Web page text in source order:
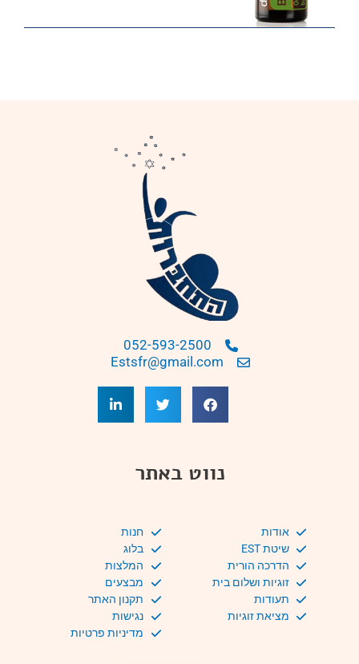
052-593-2500
Estsfr@gmail.com
נווט באתר
אודות
שיטת EST
הדרכה הורית
זוגיות ושלום בית
תעודות
מציאת זוגיות
חנות
בלוג
המלצות
מבצעים
תקנון האתר
נגישות
מדיניות פרטיות